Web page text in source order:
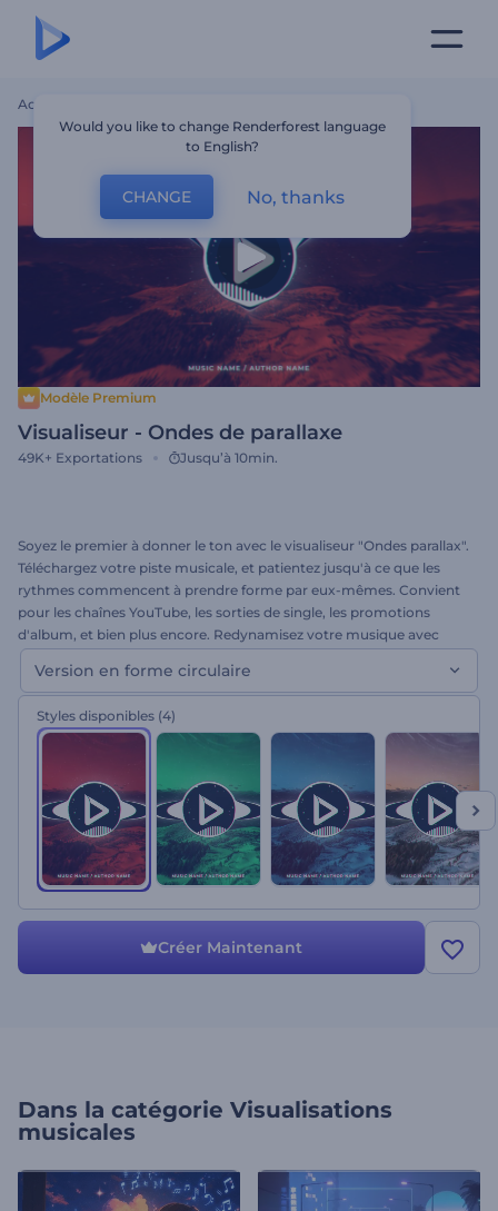
Accueil
Modèle Premium
Visualiseur - Ondes de parallaxe
49K+ Exportations Jusqu’à 10min.
Soyez le premier à donner le ton avec le visualiseur "Ondes parallax".
Téléchargez votre piste musicale, et patientez jusqu'à ce que les
rythmes commencent à prendre forme par eux-mêmes. Convient
pour les chaînes YouTube, les sorties de single, les promotions
d'album, et bien plus encore. Redynamisez votre musique avec
l'esthétique de la distorsion. Ceci est la première version. À vous de
jouer !
Version en forme circulaire
Styles disponibles (4)
Créer Maintenant
Dans la catégorie Visualisations
musicales
Would you like to change Renderforest language
to English?
CHANGE No, thanks